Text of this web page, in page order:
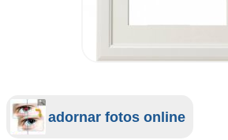
adornar fotos online